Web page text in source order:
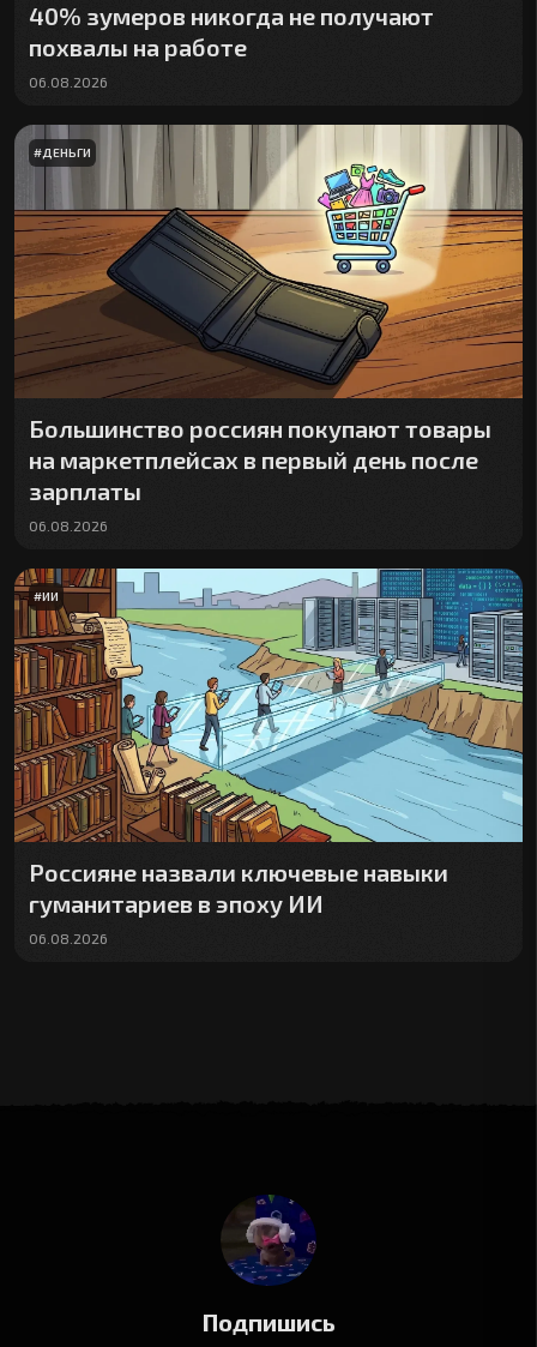
40% зумеров никогда не получают
похвалы на работе
06.08.2026
#ДЕНЬГИ
Большинство россиян покупают товары
на маркетплейсах в первый день после
зарплаты
06.08.2026
#ИИ
Россияне назвали ключевые навыки
гуманитариев в эпоху ИИ
06.08.2026
Подпишись